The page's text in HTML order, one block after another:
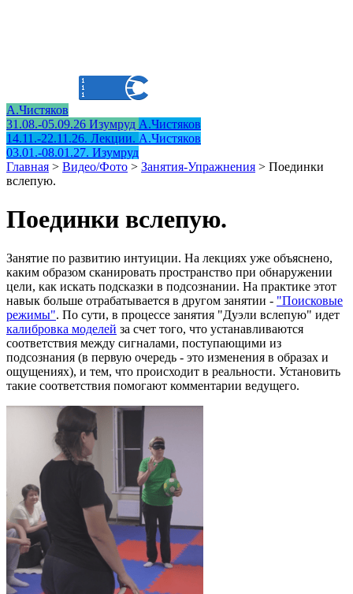
А.Чистяков
31.08.-05.09.26 Изумруд А.Чистяков
14.11.-22.11.26. Лекции. А.Чистяков
03.01.-08.01.27. Изумруд
Главная > Видео/Фото > Занятия-Упражнения > Поединки
вслепую.
Поединки вслепую.
Занятие по развитию интуиции. На лекциях уже объяснено,
каким образом сканировать пространство при обнаружении
цели, как искать подсказки в подсознании. На практике этот
навык больше отрабатывается в другом занятии - "Поисковые
режимы". По сути, в процессе занятия "Дуэли вслепую" идет
калибровка моделей за счет того, что устанавливаются
соответствия между сигналами, поступающими из
подсознания (в первую очередь - это изменения в образах и
ощущениях), и тем, что происходит в реальности. Установить
такие соответствия помогают комментарии ведущего.